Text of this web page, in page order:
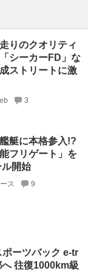
りのクオリティ
シーカーFD」な
ストリートに激
3
艇に本格参入!?
フリゲート」を
開始
ス 9
ーツバック e-tr
往復1000km級